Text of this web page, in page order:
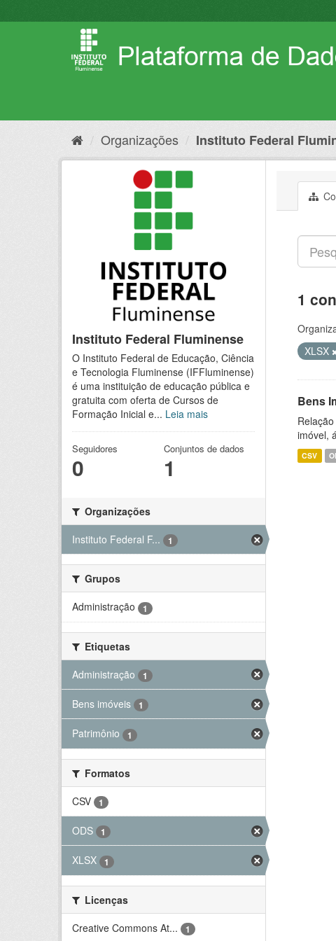
para
Organizações Instituto Federal
Instituto Federal Fluminense
O Instituto Federal de Educação, Ciência
e Tecnologia Fluminense (IFFluminense)
é uma instituição de educação pública e
gratuita com oferta de Cursos de
Formação Inicial e... Leia mais
Seguidores
0
Conjuntos de dados
1
Organizações
Instituto Federal F...
1
Grupos
Administração
1
Etiquetas
Administração
1
Bens imóveis 1
Patrimônio 1
Formatos
CSV
1
ODS 1
XLSX 1
Licenças
Creative Commons At...
1
1
XLSX
Bens
imóvel,
CSV